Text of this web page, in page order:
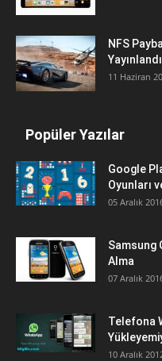
NFS
Yayınlandı
11 Haziran
Popüler Yazılar
Google
Oyunları
05 Aralık
Samsung
Alma
07 Aralık
Telefona
10 Aralık